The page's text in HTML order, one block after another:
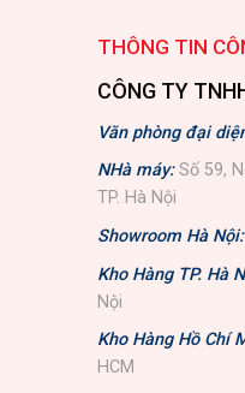
THÔNG TIN
CÔNG TY
Văn phòng đại
NHà máy: Số 59,
TP. Hà Nội
Showroom Hà Nội:
Kho Hàng TP. Hà
Nội
Kho Hàng Hồ Chí
HCM